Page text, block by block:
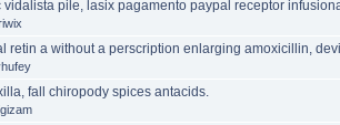
vidalista pile, lasix pagamento paypal receptor
retin a without a perscription enlarging amoxicillin,
fall chiropody spices antacids.